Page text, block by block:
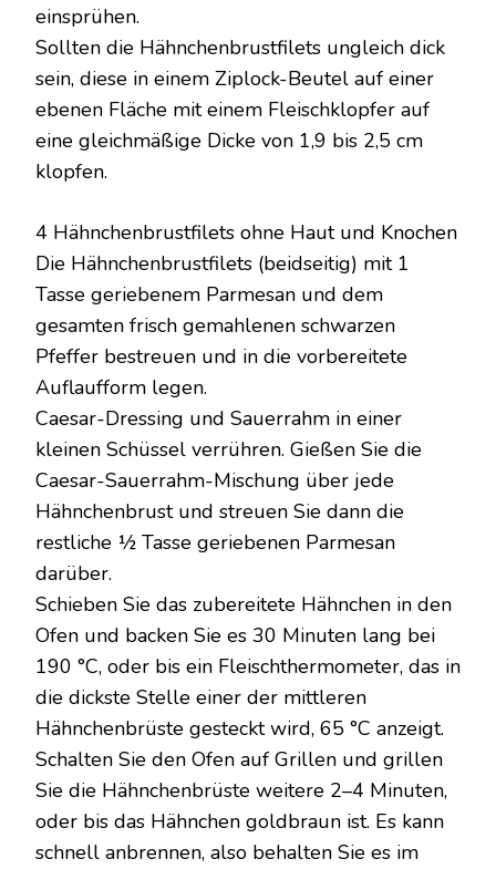
einsprühen.
Sollten die Hähnchenbrustfilets ungleich dick
sein, diese in einem Ziplock-Beutel auf einer
ebenen Fläche mit einem Fleischklopfer auf
eine gleichmäßige Dicke von 1,9 bis 2,5 cm
klopfen.
4 Hähnchenbrustfilets ohne Haut und Knochen
Die Hähnchenbrustfilets (beidseitig) mit 1
Tasse geriebenem Parmesan und dem
gesamten frisch gemahlenen schwarzen
Pfeffer bestreuen und in die vorbereitete
Auflaufform legen.
Caesar-Dressing und Sauerrahm in einer
kleinen Schüssel verrühren. Gießen Sie die
Caesar-Sauerrahm-Mischung über jede
Hähnchenbrust und streuen Sie dann die
restliche ½ Tasse geriebenen Parmesan
darüber.
Schieben Sie das zubereitete Hähnchen in den
Ofen und backen Sie es 30 Minuten lang bei
190 °C, oder bis ein Fleischthermometer, das in
die dickste Stelle einer der mittleren
Hähnchenbrüste gesteckt wird, 65 °C anzeigt.
Schalten Sie den Ofen auf Grillen und grillen
Sie die Hähnchenbrüste weitere 2–4 Minuten,
oder bis das Hähnchen goldbraun ist. Es kann
schnell anbrennen, also behalten Sie es im